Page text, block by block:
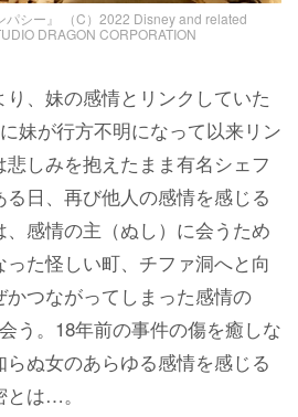
パシー』 （C）2022 Disney and related
DRAGON CORPORATION
、妹の感情とリンクしていた
妹が行方不明になって以来リン
しみを抱えたまま有名シェフ
日、再び他人の感情を感じる
感情の主（ぬし）に会うため
た怪しい町、チファ洞へと向
つながってしまった感情の
う。18年前の事件の傷を癒しな
ぬ女のあらゆる感情を感じる
は…。